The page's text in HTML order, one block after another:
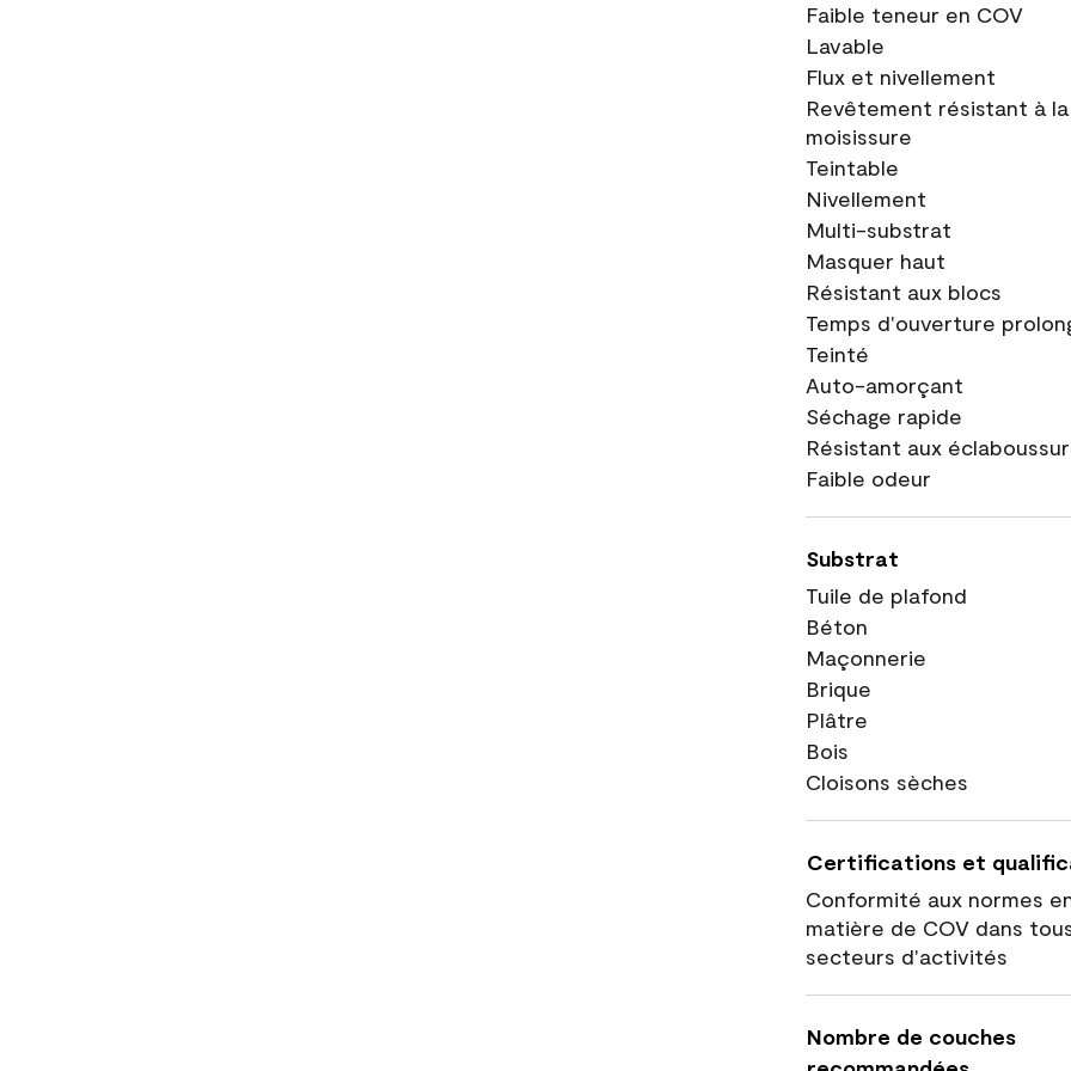
Faible teneur en COV
Lavable
Flux et nivellement
Revêtement résistant à la
moisissure
Teintable
Nivellement
Multi-substrat
Masquer haut
Résistant aux blocs
Temps d'ouverture
Teinté
Auto-amorçant
Séchage rapide
Résistant aux
Faible odeur
Substrat
Tuile de plafond
Béton
Maçonnerie
Brique
Plâtre
Bois
Cloisons sèches
Certifications et
Conformité aux normes
matière de COV dans
secteurs d'activités
Nombre de couches